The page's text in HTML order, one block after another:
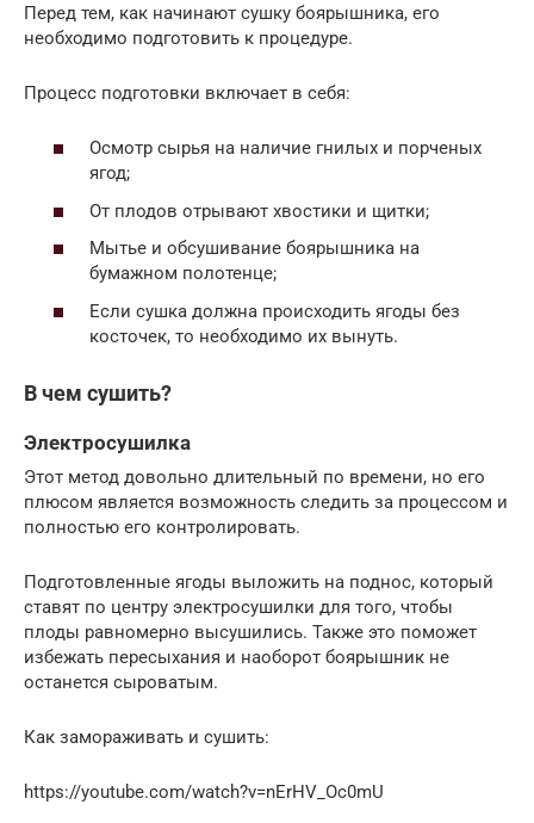
Перед тем, как начинают сушку боярышника, его
необходимо подготовить к процедуре.
Процесс подготовки включает в себя:
Осмотр сырья на наличие гнилых и порченых
ягод;
От плодов отрывают хвостики и щитки;
Мытье и обсушивание боярышника на
бумажном полотенце;
Если сушка должна происходить ягоды без
косточек, то необходимо их вынуть.
В чем сушить?
Электросушилка
Этот метод довольно длительный по времени, но его
плюсом является возможность следить за процессом и
полностью его контролировать.
Подготовленные ягоды выложить на поднос, который
ставят по центру электросушилки для того, чтобы
плоды равномерно высушились. Также это поможет
избежать пересыхания и наоборот боярышник не
останется сыроватым.
Как замораживать и сушить:
https://youtube.com/watch?v=nErHV_Oc0mU